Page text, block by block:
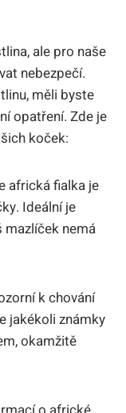
ale pro naše
nebezpečí.
měli byste
opatření. Zde je
koček:
africká fialka je
Ideální je
nemá
k chování
jakékoli známky
okamžitě